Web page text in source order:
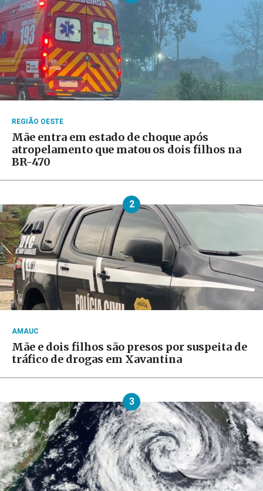
REGIÃO OESTE
Mãe entra em estado de choque após
atropelamento que matou os dois filhos na
BR-470
2
AMAUC
Mãe e dois filhos são presos por suspeita de
tráfico de drogas em Xavantina
3